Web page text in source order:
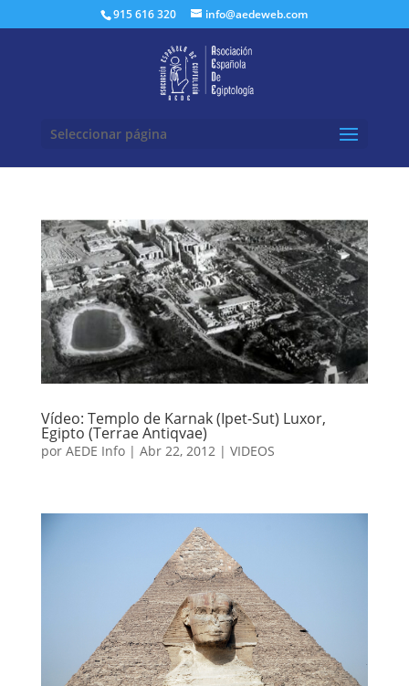
915 616 320 info@aedeweb.com
Seleccionar página
Vídeo: Templo de Karnak (Ipet-Sut) Luxor,
Egipto (Terrae Antiqvae)
por AEDE Info| Abr 22, 2012| VIDEOS